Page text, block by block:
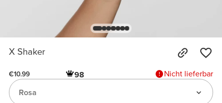
X Shaker
€10.99 98
Nicht lieferbar
Rosa